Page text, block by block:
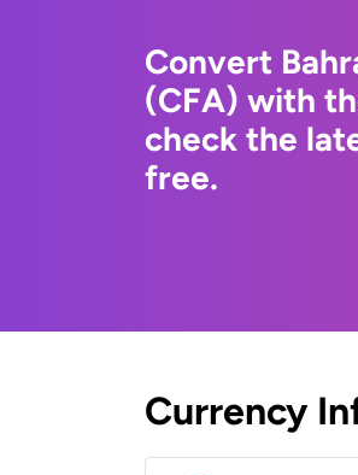
Convert
(CFA) with
check the
free.
Currency